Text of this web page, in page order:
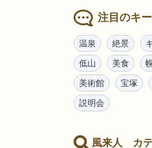
注目のキ
温泉 絶景
低山 美食
美術館 宝塚
説明会
風来人 カ